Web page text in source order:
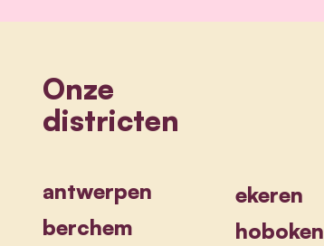
Onze
districten
antwerpen
berchem
ekeren
hoboken